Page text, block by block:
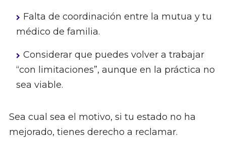
Falta de coordinación entre la mutua y tu
médico de familia.
Considerar que puedes volver a trabajar
“con limitaciones”, aunque en la práctica no
sea viable.
Sea cual sea el motivo, si tu estado no ha
mejorado, tienes derecho a reclamar.